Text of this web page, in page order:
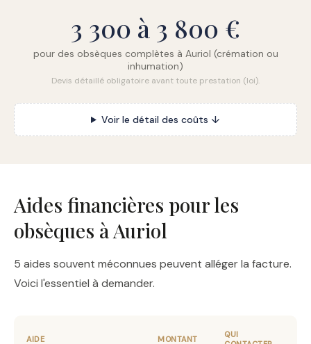
3 300 à 3 800 €
pour des obsèques complètes à Auriol (crémation ou
inhumation)
Devis détaillé obligatoire avant toute prestation (loi).
Voir le détail des coûts ↓
Aides financières pour les
obsèques à Auriol
5 aides souvent méconnues peuvent alléger la facture.
Voici l'essentiel à demander.
AIDE MONTANT
QUI